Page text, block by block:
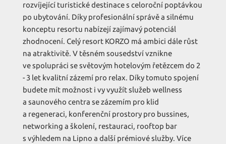
rozvíjející turistické destinace s celoroční poptávkou
po ubytování. Díky profesionální správě a silnému
konceptu resortu nabízejí zajímavý potenciál
zhodnocení. Celý resort KORZO má ambici dále růst
na atraktivitě. V těsném sousedství vznikne
ve spolupráci se světovým hotelovým řetězcem do 2
- 3 let kvalitní zázemí pro relax. Díky tomuto spojení
budete mít možnost i vy využít služeb wellness
a saunového centra se zázemím pro klid
a regeneraci, konferenční prostory pro bussines,
networking a školení, restauraci, rooftop bar
s výhledem na Lipno a další prémiové služby. Více